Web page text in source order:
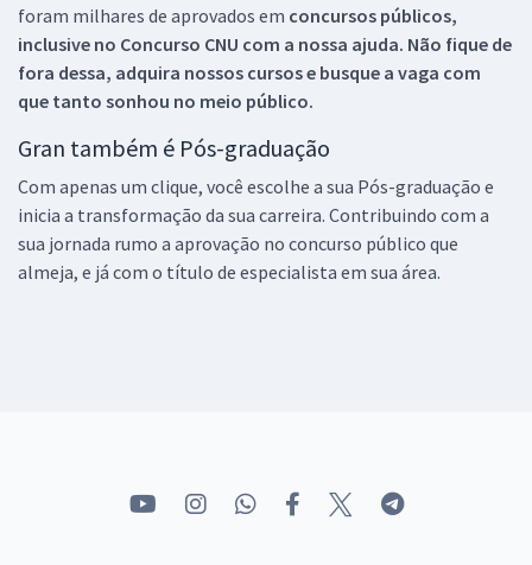
foram milhares de aprovados em concursos públicos,
inclusive no Concurso CNU com a nossa ajuda. Não fique de
fora dessa, adquira nossos cursos e busque a vaga com
que tanto sonhou no meio público.
Gran também é Pós-graduação
Com apenas um clique, você escolhe a sua Pós-graduação e
inicia a transformação da sua carreira. Contribuindo com a
sua jornada rumo a aprovação no concurso público que
almeja, e já com o título de especialista em sua área.